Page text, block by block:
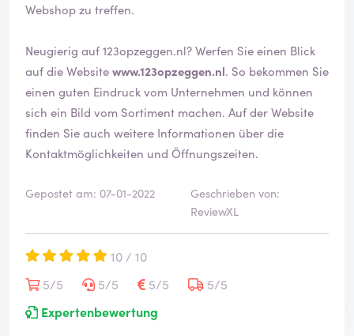
Webshop zu treffen.
Neugierig auf 123opzeggen.nl? Werfen Sie einen Blick
auf die Websitewww.123opzeggen.nl. So bekommen Sie
einen guten Eindruck vom Unternehmen und können
sich ein Bild vom Sortiment machen. Auf der Website
finden Sie auch weitere Informationen über die
Kontaktmöglichkeiten und Öffnungszeiten.
Gepostet am: 07-01-2022
Geschrieben von:
ReviewXL
10 / 10
5/5
5/5 5/5
5/5
Expertenbewertung